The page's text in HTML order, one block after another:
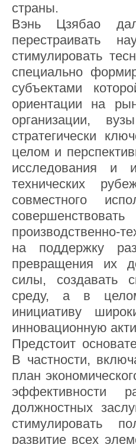
страны.
Вэнь Цзябао
перестраивать
стимулировать
специально
субъектами
ориентации на
организации,
стратегически
целом и
исследования и
технических
совместного
производственно-
на поддержку
превращения их
силы, создавать
среду, а в
инициативу
инновационную
Предстоит
В частности,
план
эффективности
должностных
стимулировать
развитие всех